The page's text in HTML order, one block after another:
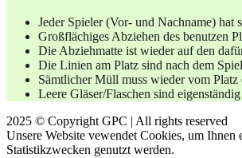
Jeder Spieler (Vor- und Nachname) hat
Großflächiges Abziehen des benutzen
Die Abziehmatte ist wieder auf den
Die Linien am Platz sind nach dem
Sämtlicher Müll muss wieder vom Platz
Leere Gläser/Flaschen sind
2025 © Copyright GPC | All rights reserved
Unsere Website vewendet Cookies, um
Statistikzwecken genutzt werden.